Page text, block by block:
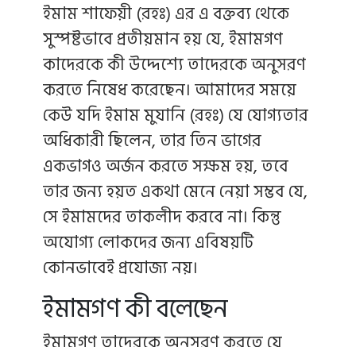
ইমাম শাফেয়ী (রহঃ) এর এ বক্তব্য থেকে
সুস্পষ্টভাবে প্রতীয়মান হয় যে, ইমামগণ
কাদেরকে কী উদ্দেশ্যে তাদেরকে অনুসরণ
করতে নিষেধ করেছেন। আমাদের সময়ে
কেউ যদি ইমাম মুযানি (রহঃ) যে যোগ্যতার
অধিকারী ছিলেন, তার তিন ভাগের
একভাগও অর্জন করতে সক্ষম হয়, তবে
তার জন্য হয়ত একথা মেনে নেয়া সম্ভব যে,
সে ইমামদের তাকলীদ করবে না। কিন্তু
অযোগ্য লোকদের জন্য এবিষয়টি
কোনভাবেই প্রযোজ্য নয়।
ইমামগণ কী বলেছেন